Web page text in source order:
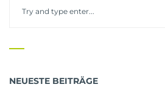
NEUESTE BEITRÄGE